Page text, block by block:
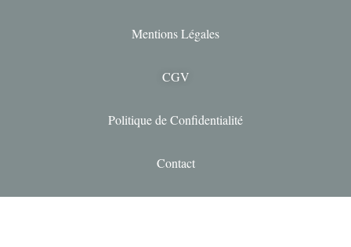
Mentions Légales
CGV
Politique de Confidentialité
Contact